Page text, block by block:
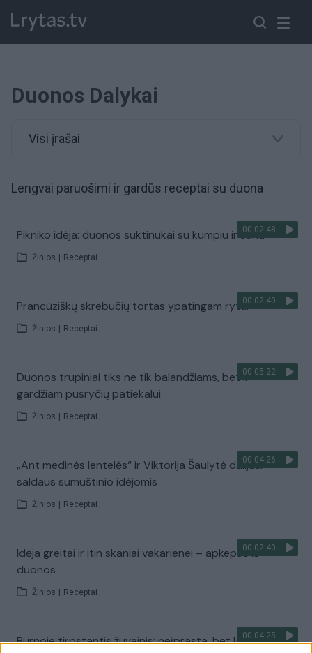
Duonos Dalykai
Visi įrašai
Lengvai paruošimi ir gardūs receptai su duona
00:02:48
Pikniko idėja: duonos suktinukai su kumpiu ir sūriu
Žinios Receptai
00:02:40
Prancūziškų skrebučių tortas ypatingam rytui
Žinios Receptai
00:05:22
Duonos trupiniai tiks ne tik balandžiams, bet ir
gardžiam pusryčių patiekalui
Žinios Receptai
00:04:26
„Ant medinės lentelės“ ir Viktorija Šaulytė dalijasi
saldaus sumuštinio idėjomis
Žinios Receptai
00:02:40
Idėja greitai ir itin skaniai vakarienei – apkepas iš
duonos
Žinios Receptai
00:04:25
Burnoje tirpstantis žuvainis: neįprasta, bet labai gardu